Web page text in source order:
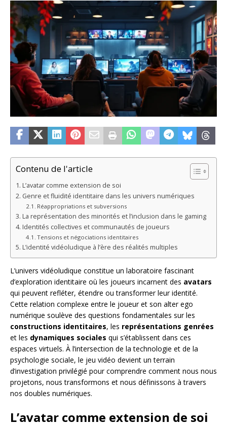
Contenu de l'article
L’avatar comme extension de soi
Genre et fluidité identitaire dans les univers numériques
Réappropriations et subversions
La représentation des minorités et l’inclusion dans le gaming
Identités collectives et communautés de joueurs
Tensions et négociations identitaires
L’identité vidéoludique à l’ère des réalités multiples
L’univers vidéoludique constitue un laboratoire fascinant
d’exploration identitaire où les joueurs incarnent des avatars
qui peuvent refléter, étendre ou transformer leur identité.
Cette relation complexe entre le joueur et son alter ego
numérique soulève des questions fondamentales sur les
constructions identitaires, les représentations genrées
et les dynamiques sociales qui s’établissent dans ces
espaces virtuels. À l’intersection de la technologie et de la
psychologie sociale, le jeu vidéo devient un terrain
d’investigation privilégié pour comprendre comment nous nous
projetons, nous transformons et nous définissons à travers
nos doubles numériques.
L’avatar comme extension de soi